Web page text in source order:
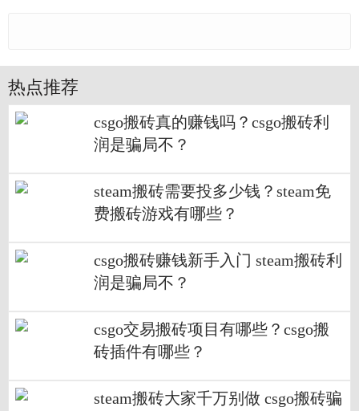
热点推荐
csgo搬砖真的赚钱吗？csgo搬砖利
润是骗局不？
steam搬砖需要投多少钱？steam免
费搬砖游戏有哪些？
csgo搬砖赚钱新手入门 steam搬砖利
润是骗局不？
csgo交易搬砖项目有哪些？csgo搬
砖插件有哪些？
steam搬砖大家千万别做 csgo搬砖骗